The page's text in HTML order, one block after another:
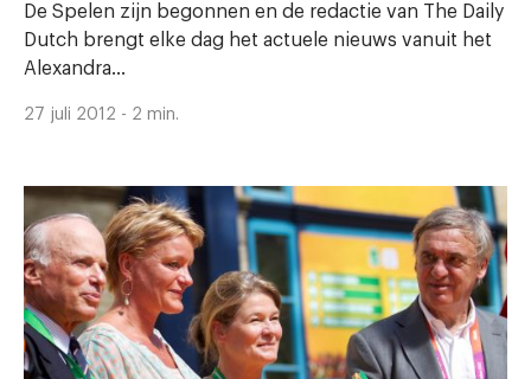
De Spelen zijn begonnen en de redactie van The Daily
Dutch brengt elke dag het actuele nieuws vanuit het
Alexandra...
27 juli 2012 - 2 min.